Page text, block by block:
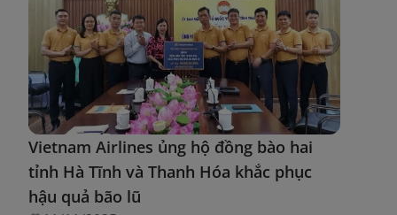
Vietnam Airlines ủng hộ đồng bào hai
tỉnh Hà Tĩnh và Thanh Hóa khắc phục
hậu quả bão lũ